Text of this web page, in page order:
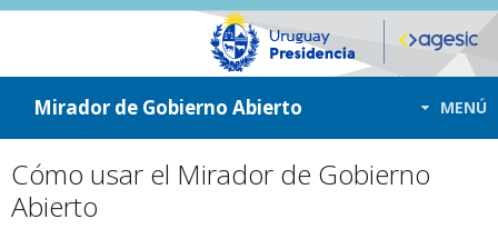
ir a contenido
ir al menú
Mirador de Gobierno Abierto MENÚ
Cómo usar el Mirador de Gobierno
Abierto